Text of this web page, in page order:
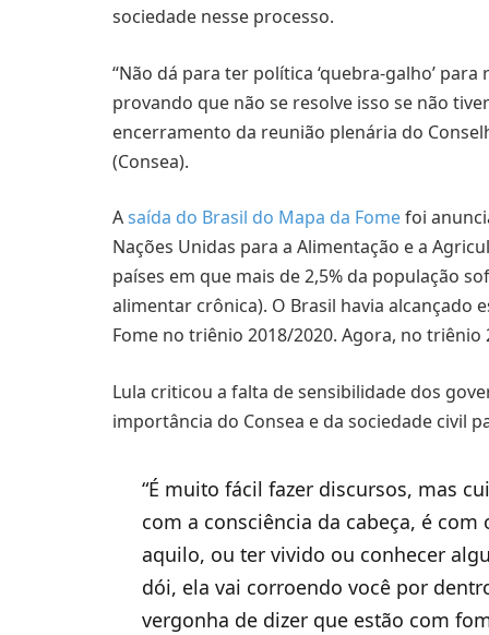
sociedade nesse processo.
“Não dá para ter política ‘quebra-galho’
provando que não se resolve isso se não
encerramento da reunião plenária do
(Consea).
Asaída do Brasil do Mapa da Fomefoi
Nações Unidas para a Alimentação e a
países em que mais de 2,5% da população
alimentar crônica). O Brasil havia alcançado
Fome no triênio 2018/2020. Agora, no
Lula criticou a falta de sensibilidade dos
importância do Consea e da sociedade civil
“É muito fácil fazer discursos, mas
com a consciência da cabeça, é
aquilo, ou ter vivido ou conhecer
dói, ela vai corroendo você por
vergonha de dizer que estão com